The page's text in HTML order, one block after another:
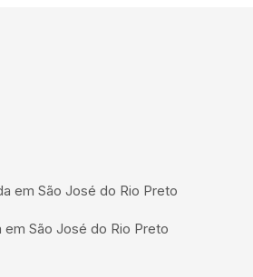
em São José do Rio Preto
São José do Rio Preto